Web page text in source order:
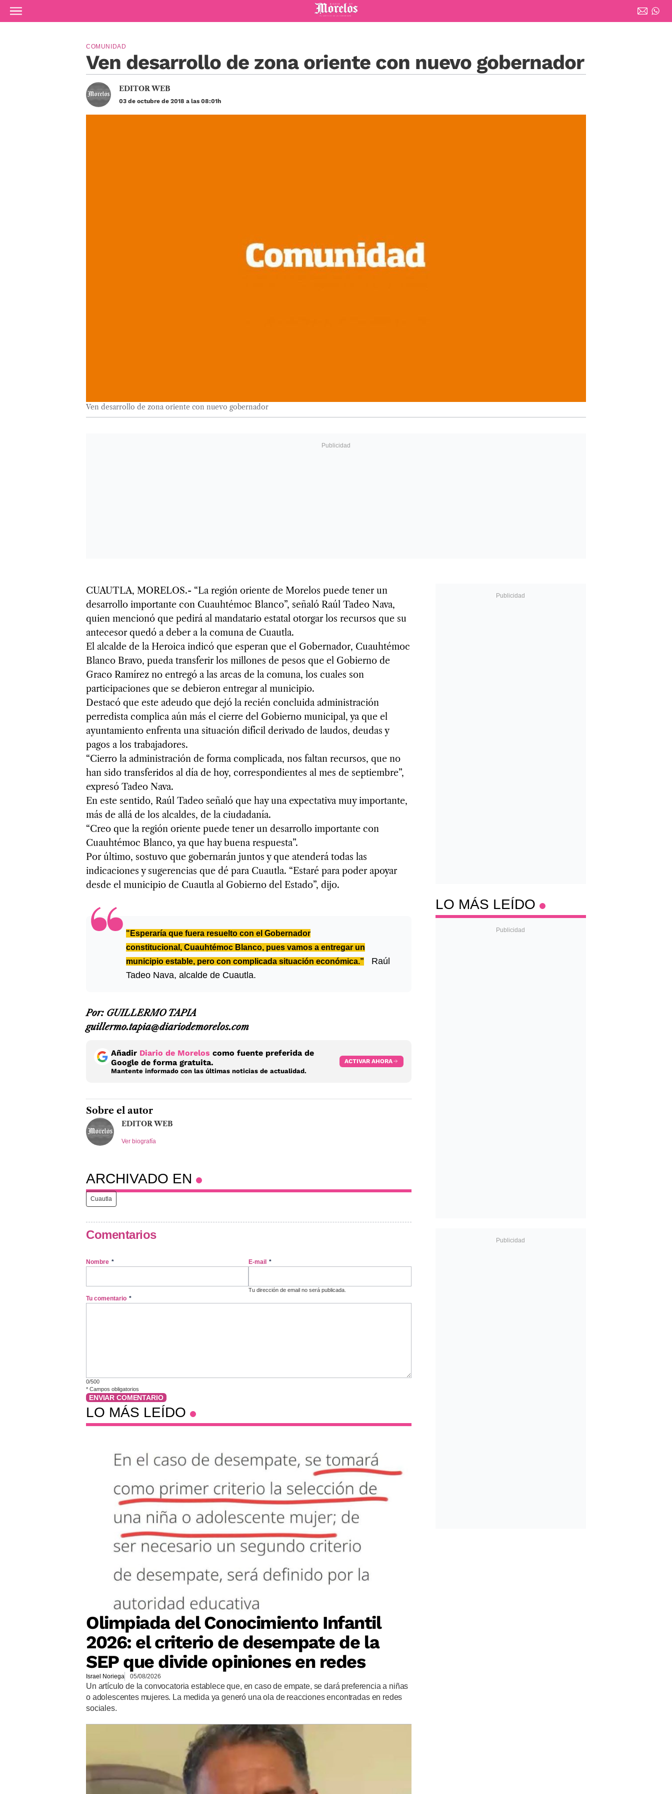
Ir al contenido principal
Diario de Morelos
Ven desarrollo de zona oriente con nuevo gobernador
COMUNIDAD
EDITOR WEB
03 de octubre de 2018 a las 08:01h
Ven desarrollo de zona oriente con nuevo gobernador
CUAUTLA, MORELOS.- “La región oriente de Morelos puede tener un
desarrollo importante con Cuauhtémoc Blanco”, señaló Raúl Tadeo Nava,
quien mencionó que pedirá al mandatario estatal otorgar los recursos que su
antecesor quedó a deber a la comuna de Cuautla.
El alcalde de la Heroica indicó que esperan que el Gobernador, Cuauhtémoc
Blanco Bravo, pueda transferir los millones de pesos que el Gobierno de
Graco Ramírez no entregó a las arcas de la comuna, los cuales son
participaciones que se debieron entregar al municipio.
Destacó que este adeudo que dejó la recién concluida administración
perredista complica aún más el cierre del Gobierno municipal, ya que el
ayuntamiento enfrenta una situación difícil derivado de laudos, deudas y
pagos a los trabajadores.
“Cierro la administración de forma complicada, nos faltan recursos, que no
han sido transferidos al día de hoy, correspondientes al mes de septiembre”,
expresó Tadeo Nava.
En este sentido, Raúl Tadeo señaló que hay una expectativa muy importante,
más de allá de los alcaldes, de la ciudadanía.
“Creo que la región oriente puede tener un desarrollo importante con
Cuauhtémoc Blanco, ya que hay buena respuesta”.
Por último, sostuvo que gobernarán juntos y que atenderá todas las
indicaciones y sugerencias que dé para Cuautla. “Estaré para poder apoyar
desde el municipio de Cuautla al Gobierno del Estado”, dijo.
"Esperaría que fuera resuelto con el Gobernador
constitucional, Cuauhtémoc Blanco, pues vamos a entregar un
municipio estable, pero con complicada situación económica.”
Raúl
Tadeo Nava, alcalde de Cuautla.
Por: GUILLERMO TAPIA
guillermo.tapia@diariodemorelos.com
Añadir Diario de Morelos como fuente preferida de
Google de forma gratuita.
Mantente informado con las últimas noticias de actualidad.
ACTIVAR AHORA
Sobre el autor
EDITOR WEB
Ver biografía
ARCHIVADO EN
Cuautla
Comentarios
Nombre * E-mail *
Tu dirección de email no será publicada.
Tu comentario *
0/500
* Campos obligatorios
ENVIAR COMENTARIO
LO MÁS LEÍDO
Olimpiada del Conocimiento Infantil
2026: el criterio de desempate de la
SEP que divide opiniones en redes
Israel Noriega 05/08/2026
Un artículo de la convocatoria establece que, en caso de empate, se dará preferencia a niñas
o adolescentes mujeres. La medida ya generó una ola de reacciones encontradas en redes
sociales.
LO MÁS LEÍDO